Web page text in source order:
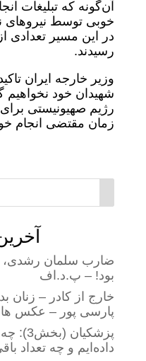
آن‌گونه که تبلیغات
خوبی توسط نیروهای
در این مسیر تعدادی
رسیدند.
وزیر خارجه ایران
شهیدان خود
رژیم صهیونیستی
زمان مقتضی انجام
ضارب سلمان رشدی،
بود! – پ.د.اف
خارج از کادر –
پارسی پور – عکس
داده‌ایم و چه تعداد